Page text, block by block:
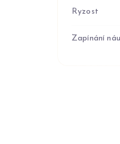
Ryzost
Zapínání